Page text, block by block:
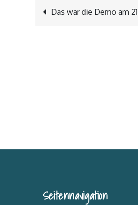
Das war die Demo am
Seitennavigation